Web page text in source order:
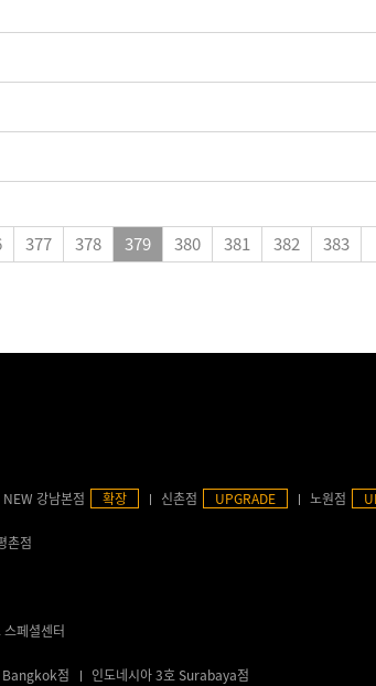
377 378 379 380 381 382 383
강남본점 확장 신촌점 UPGRADE 노원점
촌점
페셜센터
Bangkok점 인도네시아 3호 Surabaya점